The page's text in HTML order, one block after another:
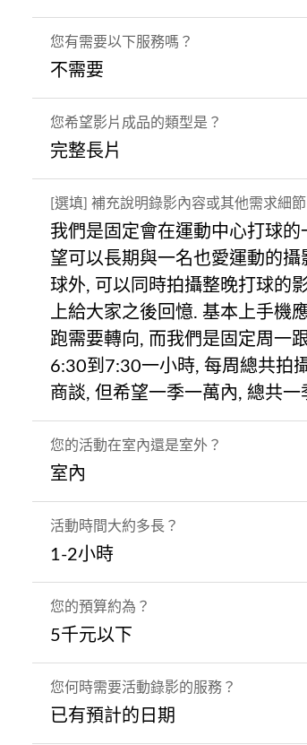
您有需要以下服務嗎？
不需要
您希望影片成品的類型是？
完整長片
[選填] 補充說明錄影內容或其他需求細節
我們是固定會在運動中心打球
望可以長期與一名也愛運動的攝
球外, 可以同時拍攝整晚打球的
上給大家之後回憶. 基本上手機
跑需要轉向, 而我們是固定周一
6:30到7:30一小時, 每周總共拍
商談, 但希望一季一萬內, 總共
您的活動在室內還是室外？
室內
活動時間大約多長？
1-2小時
您的預算約為？
5千元以下
您何時需要活動錄影的服務？
已有預計的日期